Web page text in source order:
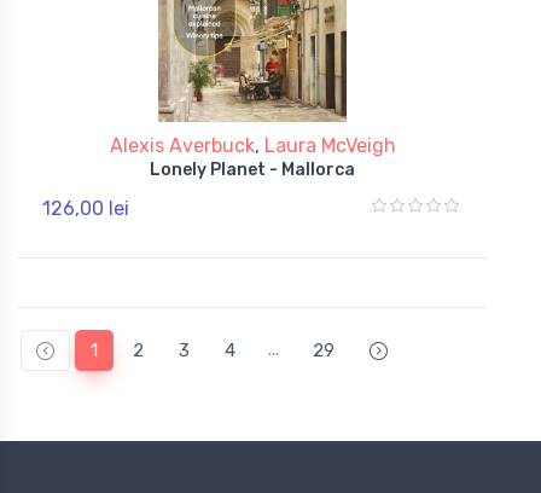
Alexis Averbuck, Laura McVeigh
Lonely Planet - Mallorca
126,00 lei
1 2 3 4 ... 29